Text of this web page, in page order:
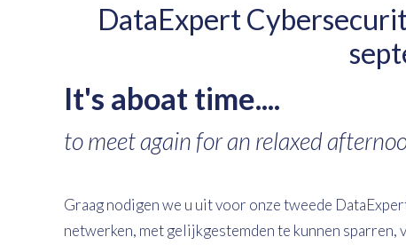
DataExpert
It's aboat time....
to meet again for an relaxed
Graag nodigen we u uit voor onze tweede
netwerken, met gelijkgestemden te kunnen